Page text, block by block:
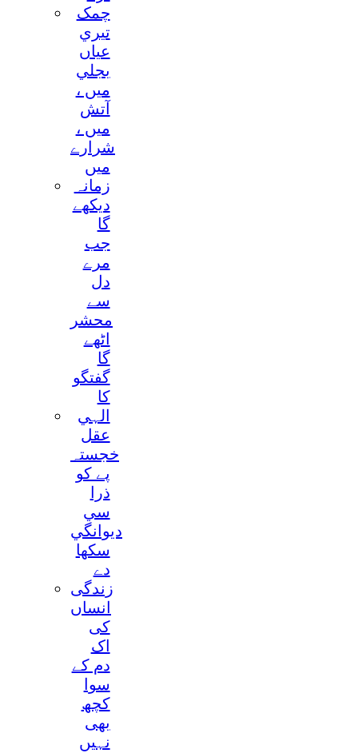
چمک
تيري
عياں
بجلي
ميں ،
آتش
ميں ،
شرارے
ميں
زمانہ
ديکھے
گا
جب
مرے
دل
سے
محشر
اٹھے
گا
گفتگو
کا
الہي
عقل
خجستہ
پے کو
ذرا
سي
ديوانگي
سکھا
دے
زندگی
انساں
کی
اک
دم کے
سوا
کچھ
بھی
نہيں